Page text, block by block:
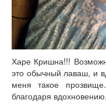
Харе Кришна!!!
это обычный лаваш, и
меня такое
благодаря